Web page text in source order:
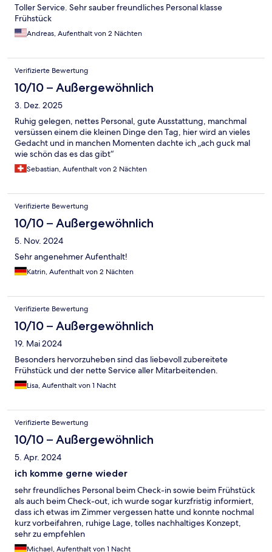
Toller Service. Sehr sauber freundliches Personal klasse
Frühstück
Andreas, Aufenthalt von 2 Nächten
Verifizierte Bewertung
10/10 – Außergewöhnlich
3. Dez. 2025
Ruhig gelegen, nettes Personal, gute Ausstattung, manchmal
versüssen einem die kleinen Dinge den Tag, hier wird an vieles
Gedacht und in manchen Momenten dachte ich „ach guck mal
wie schön das es das gibt“
Sebastian, Aufenthalt von 2 Nächten
Verifizierte Bewertung
10/10 – Außergewöhnlich
5. Nov. 2024
Sehr angenehmer Aufenthalt!
Katrin, Aufenthalt von 2 Nächten
Verifizierte Bewertung
10/10 – Außergewöhnlich
19. Mai 2024
Besonders hervorzuheben sind das liebevoll zubereitete
Frühstück und der nette Service aller Mitarbeitenden.
Lisa, Aufenthalt von 1 Nacht
Verifizierte Bewertung
10/10 – Außergewöhnlich
5. Apr. 2024
ich komme gerne wieder
sehr freundliches Personal beim Check-in sowie beim Frühstück
als auch beim Check-out, ich wurde sogar kurzfristig informiert,
dass ich etwas im Zimmer vergessen hatte und konnte nochmal
kurz vorbeifahren, ruhige Lage, tolles nachhaltiges Konzept,
sehr zu empfehlen
Michael, Aufenthalt von 1 Nacht